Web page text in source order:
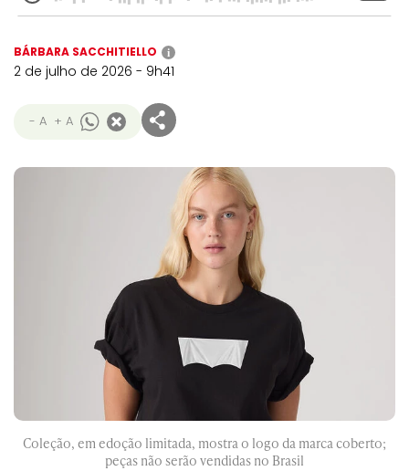
BÁRBARA SACCHITIELLO i
2 de julho de 2026 - 9h41
- A + A
Coleção, em edoção limitada, mostra o logo da marca coberto;
peças não serão vendidas no Brasil